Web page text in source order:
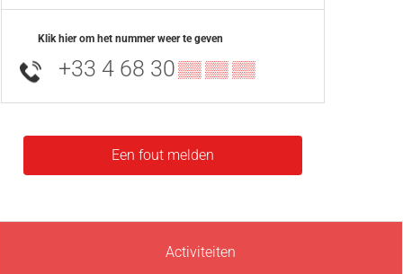
Klik hier om het nummer weer te geven
+33 4 68 30▒▒ ▒▒ ▒▒
Een fout melden
Activiteiten